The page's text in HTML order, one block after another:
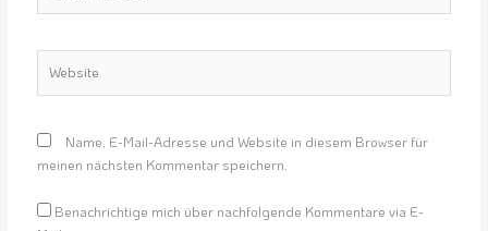
Name, E-Mail-Adresse und Website in diesem Browser für
meinen nächsten Kommentar speichern.
Benachrichtige mich über nachfolgende Kommentare via E-